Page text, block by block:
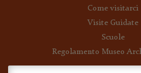
Come visitarci
Visite Guidate
Scuole
Regolamento Museo